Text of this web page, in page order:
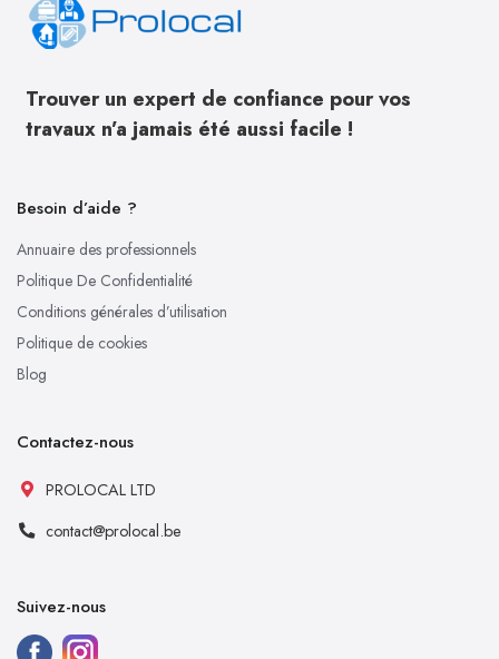
Trouver un expert de confiance pour vos
travaux n’a jamais été aussi facile !
Besoin d’aide ?
Annuaire des professionnels
Politique De Confidentialité
Conditions générales d’utilisation
Politique de cookies
Blog
Contactez-nous
PROLOCAL LTD
contact@prolocal.be
Suivez-nous